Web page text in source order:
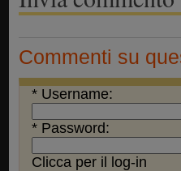
Commenti su
* Username:
* Password:
Clicca per il log-in